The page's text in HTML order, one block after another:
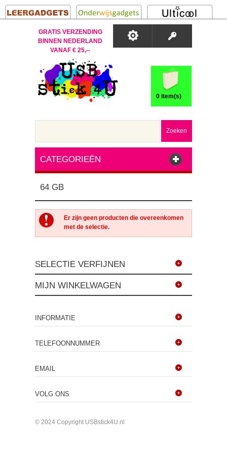
GRATIS VERZENDING
BINNEN NEDERLAND
VANAF € 25,--
0 item(s)
Zoeken
CATEGORIEËN
64 GB
Er zijn geen producten die overeenkomen
met de selectie.
SELECTIE VERFIJNEN
MIJN WINKELWAGEN
INFORMATIE
TELEFOONNUMMER
EMAIL
VOLG ONS
© 2024 Copyright USBstick4U.nl